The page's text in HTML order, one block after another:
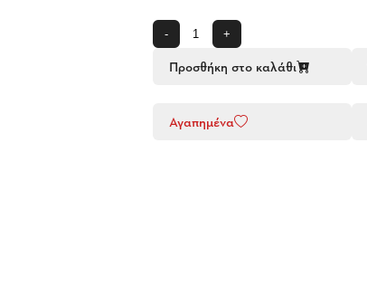
- +
Προσθήκη στο καλάθι
Αγαπημένα